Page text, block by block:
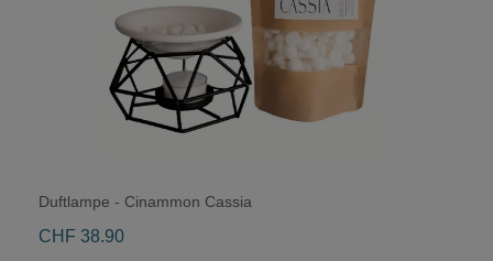
Duftlampe - Cinammon Cassia
CHF 38.90